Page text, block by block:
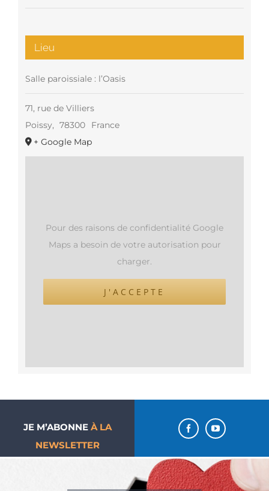
Lieu
Salle paroissiale : l’Oasis
71, rue de Villiers
Poissy, 78300
France
+ Google Map
Pour des raisons de confidentialité Google
Maps a besoin de votre autorisation pour
charger.
J'ACCEPTE
JE M’ABONNE À LA
NEWSLETTER